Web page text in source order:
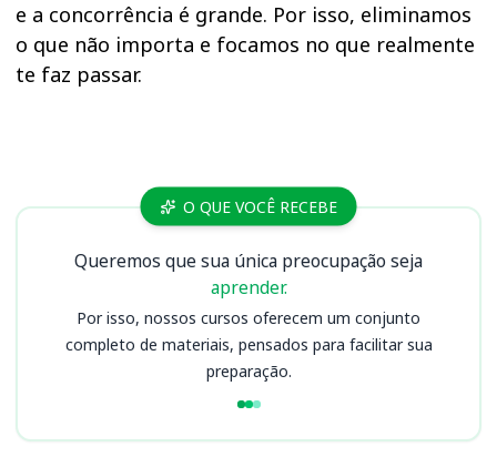
e a concorrência é grande. Por isso, eliminamos
o que não importa e focamos no que realmente
te faz passar.
Cursos FUNSAU (MS)
O QUE VOCÊ RECEBE
Queremos que sua única preocupação seja
aprender.
Por isso, nossos cursos oferecem um conjunto
completo de materiais, pensados para facilitar sua
preparação.